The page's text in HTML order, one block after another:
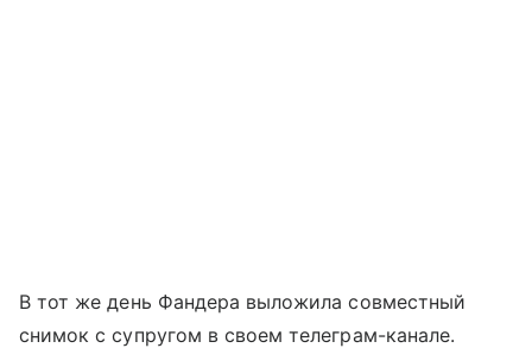
В тот же день Фандера выложила совместный
снимок с супругом в своем телеграм-канале.